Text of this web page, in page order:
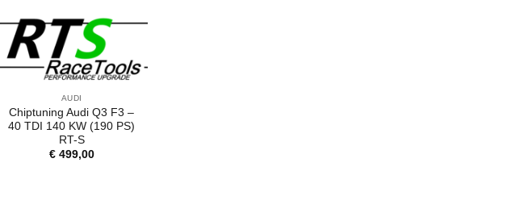
AUDI
Chiptuning Audi Q3 F3 –
40 TDI 140 KW (190 PS)
RT-S
€499,00